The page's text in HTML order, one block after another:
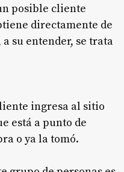
posible cliente
directamente de
su entender, se trata
ingresa al sitio
está a punto de
o ya la tomó.